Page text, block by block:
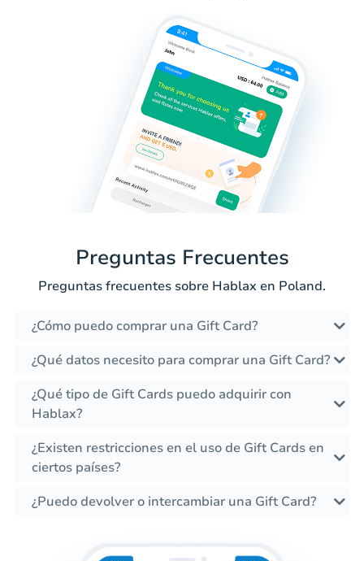
Preguntas Frecuentes
Preguntas frecuentes sobre Hablax en Poland.
¿Cómo puedo comprar una Gift Card?
¿Qué datos necesito para comprar una Gift Card?
¿Qué tipo de Gift Cards puedo adquirir con
Hablax?
¿Existen restricciones en el uso de Gift Cards en
ciertos países?
¿Puedo devolver o intercambiar una Gift Card?